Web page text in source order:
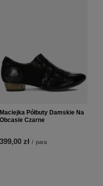
Maciejka Półbuty Damskie Na
Obcasie Czarne
399,00 zł / para